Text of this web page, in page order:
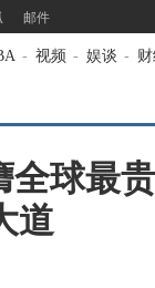
邮件
- 视频 - 娱谈 -
球最
道